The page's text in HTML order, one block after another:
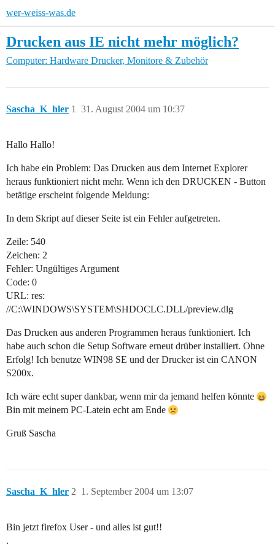
wer-weiss-was.de
Drucken aus IE nicht mehr möglich?
Computer: Hardware Drucker, Monitore & Zubehör
Sascha_K_hler 31. August 2004 um 10:37
1
Hallo Hallo!
Ich habe ein Problem: Das Drucken aus dem Internet Explorer
heraus funktioniert nicht mehr. Wenn ich den DRUCKEN - Button
betätige erscheint folgende Meldung:
In dem Skript auf dieser Seite ist ein Fehler aufgetreten.
Zeile: 540
Zeichen: 2
Fehler: Ungültiges Argument
Code: 0
URL: res:
//C:\WINDOWS\SYSTEM\SHDOCLC.DLL/preview.dlg
Das Drucken aus anderen Programmen heraus funktioniert. Ich
habe auch schon die Setup Software erneut drüber installiert. Ohne
Erfolg! Ich benutze WIN98 SE und der Drucker ist ein CANON
S200x.
Ich wäre echt super dankbar, wenn mir da jemand helfen könnte
Bin mit meinem PC-Latein echt am Ende
Gruß Sascha
Sascha_K_hler 1. September 2004 um 13:07
2
Bin jetzt firefox User - und alles ist gut!!
.